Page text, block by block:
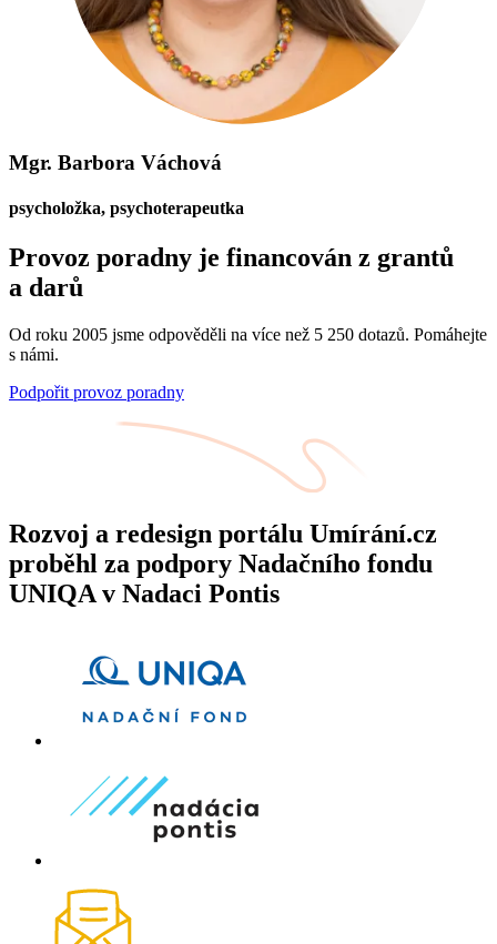
Mgr. Barbora Váchová
psycholožka, psychoterapeutka
Provoz poradny je financován z grantů
a darů
Od roku 2005 jsme odpověděli na více než 5 250 dotazů. Pomáhejte
s námi.
Podpořit provoz poradny
Rozvoj a redesign portálu Umírání.cz
proběhl za podpory Nadačního fondu
UNIQA v Nadaci Pontis